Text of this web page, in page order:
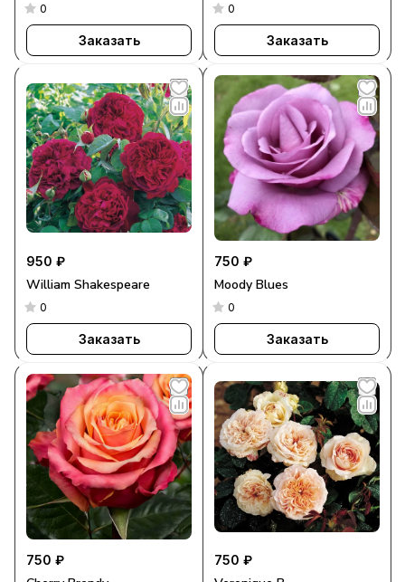
0
Заказать
0
Заказать
950 ₽
William Shakespeare
0
Заказать
750 ₽
Moody Blues
0
Заказать
750 ₽ 750 ₽